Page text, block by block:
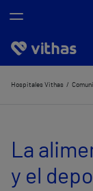
Nosotros
Servicios de salud
Equipo médico y
Hospitales Vithas
La
y el